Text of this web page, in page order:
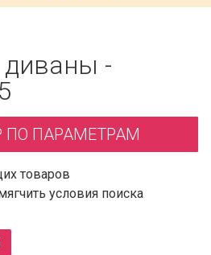
-
ПО ПАРАМЕТРАМ
товаров
условия поиска